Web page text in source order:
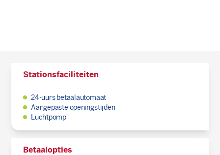
Stationsfaciliteiten
24-uurs betaalautomaat
Aangepaste openingstijden
Luchtpomp
Betaalopties